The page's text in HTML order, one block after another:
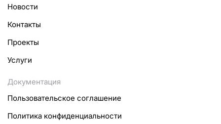
Новости
Контакты
Проекты
Услуги
Документация
Пользовательское соглашение
Политика конфиденциальности